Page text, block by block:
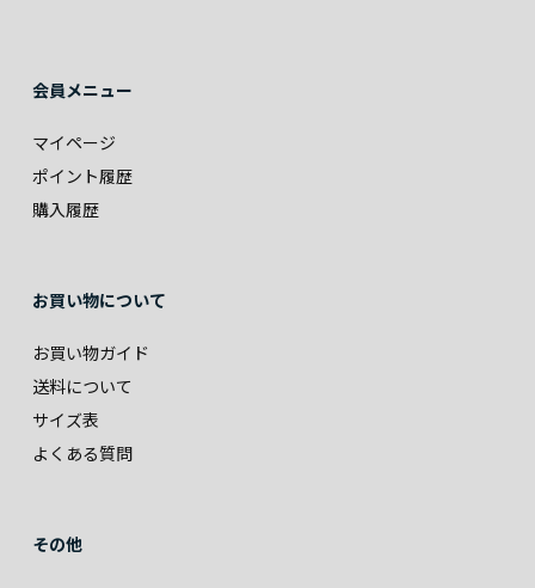
会員メニュー
マイページ
ポイント履歴
購入履歴
お買い物について
お買い物ガイド
送料について
サイズ表
よくある質問
その他